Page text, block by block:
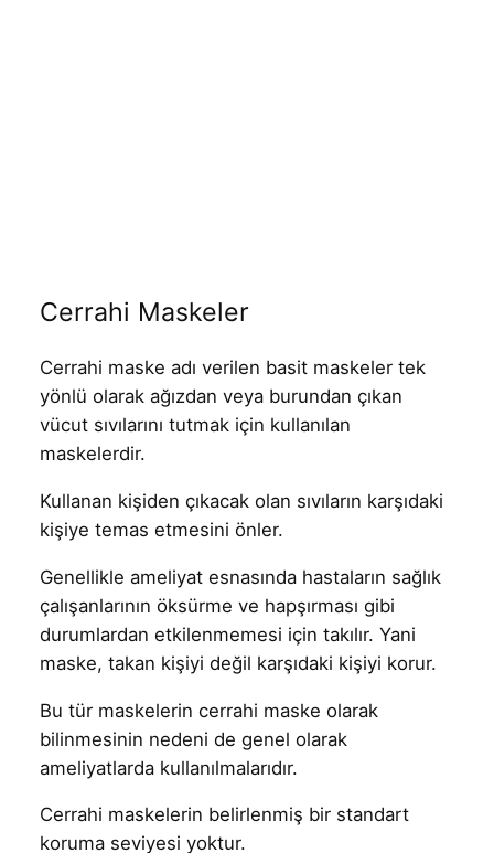
Cerrahi Maskeler
Cerrahi maske adı verilen basit maskeler tek
yönlü olarak ağızdan veya burundan çıkan
vücut sıvılarını tutmak için kullanılan
maskelerdir.
Kullanan kişiden çıkacak olan sıvıların karşıdaki
kişiye temas etmesini önler.
Genellikle ameliyat esnasında hastaların sağlık
çalışanlarının öksürme ve hapşırması gibi
durumlardan etkilenmemesi için takılır. Yani
maske, takan kişiyi değil karşıdaki kişiyi korur.
Bu tür maskelerin cerrahi maske olarak
bilinmesinin nedeni de genel olarak
ameliyatlarda kullanılmalarıdır.
Cerrahi maskelerin belirlenmiş bir standart
koruma seviyesi yoktur.